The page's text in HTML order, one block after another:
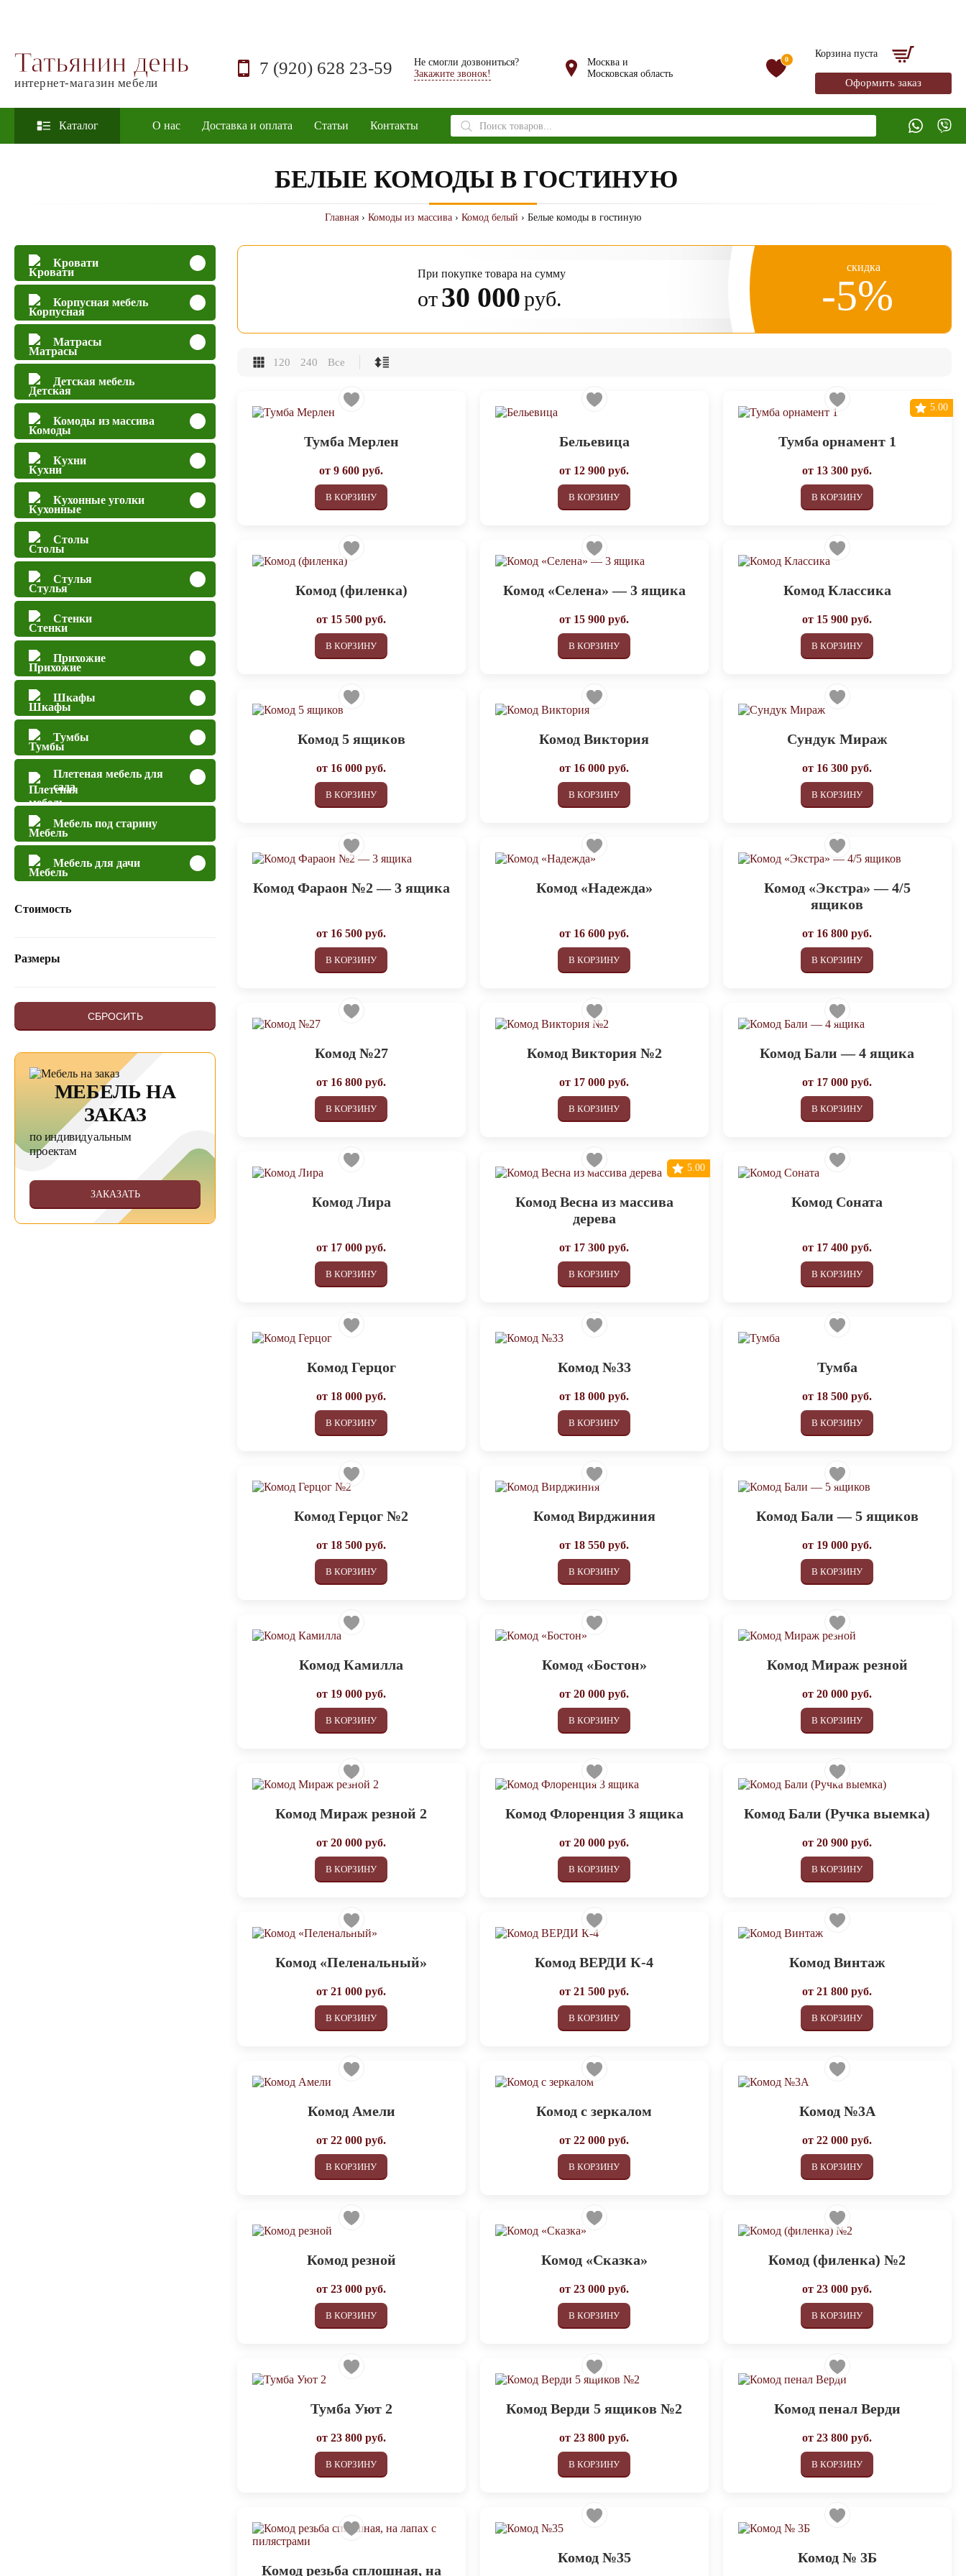
Татьянин день
интернет-магазин мебели
7 (920) 628 23-59
Не смогли дозвониться?
Закажите звонок!
Москва и
Московская область
0
Корзина пуста
Оформить заказ
Каталог О нас Доставка и оплата Статьи Контакты
Поиск
товаров
БЕЛЫЕ КОМОДЫ В ГОСТИНУЮ
Главная › Комоды из массива › Комод белый › Белые комоды в гостиную
Кровати
Корпусная мебель
Матрасы
Детская мебель
Комоды из массива
Кухни
Кухонные уголки
Столы
Стулья
Стенки
Прихожие
Шкафы
Тумбы
Плетеная мебель для
сада
Мебель под старину
Мебель для дачи
Стоимость
Размеры
СБРОСИТЬ
МЕБЕЛЬ НА
ЗАКАЗ
по индивидуальным
проектам
ЗАКАЗАТЬ
При покупке товара на сумму
от30 000руб.
скидка
-5%
120 240 Все
Тумба Мерлен
от9 600 руб.
В КОРЗИНУ
Бельевица
от 12 900 руб.
В КОРЗИНУ
Тумба орнамент 1
от 13 300 руб.
В КОРЗИНУ
5.00
Комод (филенка)
от 15 500 руб.
В КОРЗИНУ
Комод «Селена» — 3 ящика
от 15 900 руб.
В КОРЗИНУ
Комод Классика
от 15 900 руб.
В КОРЗИНУ
Комод 5 ящиков
от 16 000 руб.
В КОРЗИНУ
Комод Виктория
от 16 000 руб.
В КОРЗИНУ
Сундук Мираж
от 16 300 руб.
В КОРЗИНУ
Комод Фараон №2 — 3 ящика
от 16 500 руб.
В КОРЗИНУ
Комод «Надежда»
от 16 600 руб.
В КОРЗИНУ
Комод «Экстра» — 4/5
ящиков
от 16 800 руб.
В КОРЗИНУ
Комод №27
от 16 800 руб.
В КОРЗИНУ
Комод Виктория №2
от 17 000 руб.
В КОРЗИНУ
Комод Бали — 4 ящика
от 17 000 руб.
В КОРЗИНУ
Комод Лира
от 17 000 руб.
В КОРЗИНУ
Комод Весна из массива
дерева
от 17 300 руб.
В КОРЗИНУ
5.00
Комод Соната
от 17 400 руб.
В КОРЗИНУ
Комод Герцог
от 18 000 руб.
В КОРЗИНУ
Комод №33
от 18 000 руб.
В КОРЗИНУ
Тумба
от 18 500 руб.
В КОРЗИНУ
Комод Герцог №2
от 18 500 руб.
В КОРЗИНУ
Комод Вирджиния
от 18 550 руб.
В КОРЗИНУ
Комод Бали — 5 ящиков
от 19 000 руб.
В КОРЗИНУ
Комод Камилла
от 19 000 руб.
В КОРЗИНУ
Комод «Бостон»
от20 000 руб.
В КОРЗИНУ
Комод Мираж резной
от20 000 руб.
В КОРЗИНУ
Комод Мираж резной 2
от20 000 руб.
В КОРЗИНУ
Комод Флоренция 3 ящика
от20 000 руб.
В КОРЗИНУ
Комод Бали (Ручка выемка)
от20 900 руб.
В КОРЗИНУ
Комод «Пеленальный»
от21 000 руб.
В КОРЗИНУ
Комод ВЕРДИ К-4
от21 500 руб.
В КОРЗИНУ
Комод Винтаж
от21 800 руб.
В КОРЗИНУ
Комод Амели
от22 000 руб.
В КОРЗИНУ
Комод с зеркалом
от22 000 руб.
В КОРЗИНУ
Комод №3А
от22 000 руб.
В КОРЗИНУ
Комод резной
от23 000 руб.
В КОРЗИНУ
Комод «Сказка»
от23 000 руб.
В КОРЗИНУ
Комод (филенка) №2
от23 000 руб.
В КОРЗИНУ
Тумба Уют 2
от23 800 руб.
В КОРЗИНУ
Комод Верди 5 ящиков №2
от23 800 руб.
В КОРЗИНУ
Комод пенал Верди
от23 800 руб.
В КОРЗИНУ
Комод резьба сплошная, на
Комод №35 Комод № 3Б